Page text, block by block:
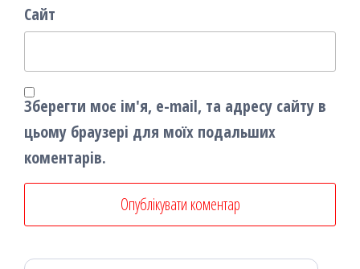
Сайт
Зберегти моє ім'я, e-mail, та адресу сайту в
цьому браузері для моїх подальших
коментарів.